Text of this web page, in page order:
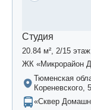
Студия
20.84 м², 2/15
ЖК «Микрорайон
Тюменская
Кореневского,
«Сквер